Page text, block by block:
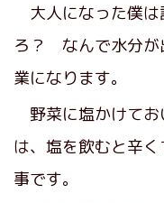
大人になった僕は
ろ？ なんで水分
業になります。
野菜に塩かけてお
は、塩を飲むと辛
事です。